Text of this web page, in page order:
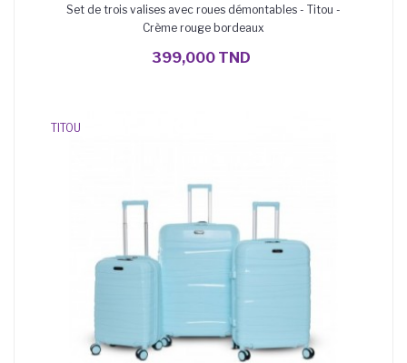
Set de trois valises avec roues démontables - Titou -
Crème rouge bordeaux
399,000 TND
TITOU